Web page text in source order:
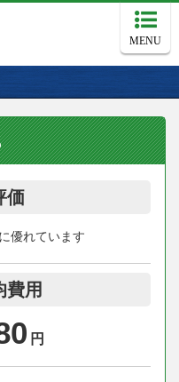
MENU
価
に優れています
費用
円